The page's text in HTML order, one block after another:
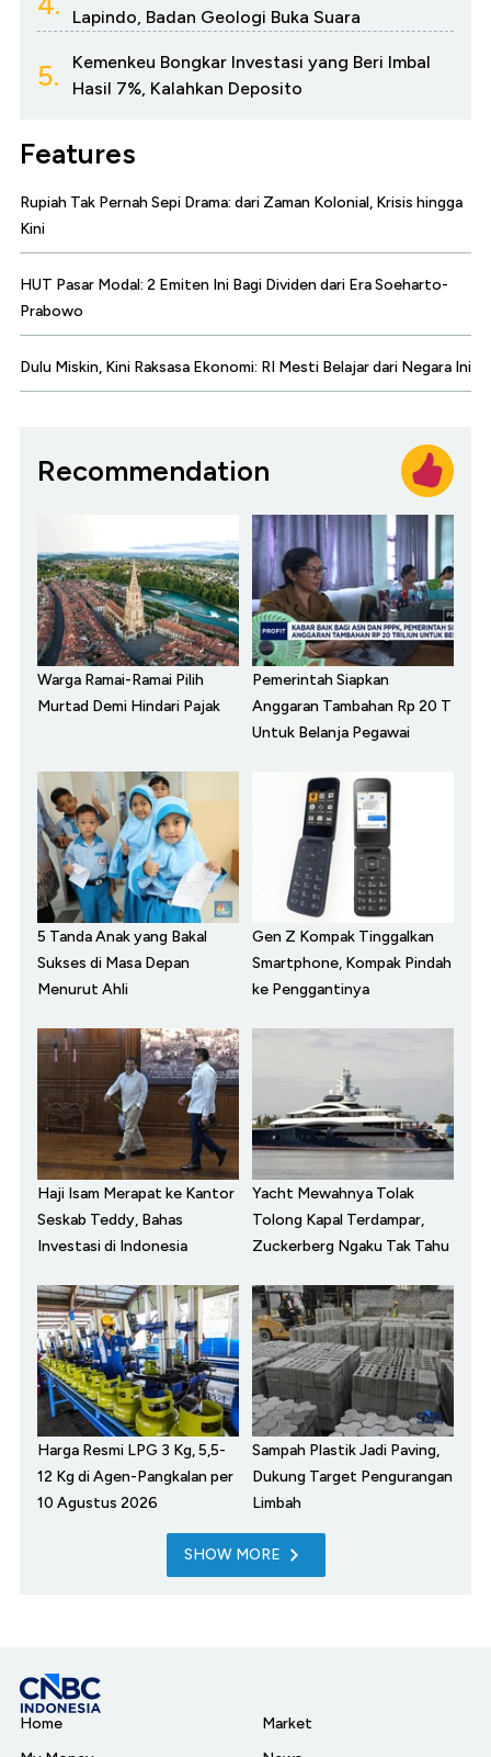
Lapindo, Badan Geologi Buka Suara
5.
Kemenkeu Bongkar Investasi yang Beri Imbal
Hasil 7%, Kalahkan Deposito
Features
Rupiah Tak Pernah Sepi Drama: dari Zaman Kolonial, Krisis hingga
Kini
HUT Pasar Modal: 2 Emiten Ini Bagi Dividen dari Era Soeharto-
Prabowo
Dulu Miskin, Kini Raksasa Ekonomi: RI Mesti Belajar dari Negara Ini
Recommendation
Warga Ramai-Ramai Pilih
Murtad Demi Hindari Pajak
Pemerintah Siapkan
Anggaran Tambahan Rp 20 T
Untuk Belanja Pegawai
5 Tanda Anak yang Bakal
Sukses di Masa Depan
Menurut Ahli
Gen Z Kompak Tinggalkan
Smartphone, Kompak Pindah
ke Penggantinya
Haji Isam Merapat ke Kantor
Seskab Teddy, Bahas
Investasi di Indonesia
Yacht Mewahnya Tolak
Tolong Kapal Terdampar,
Zuckerberg Ngaku Tak Tahu
Harga Resmi LPG 3 Kg, 5,5-
12 Kg di Agen-Pangkalan per
10 Agustus 2026
Sampah Plastik Jadi Paving,
Dukung Target Pengurangan
Limbah
SHOW MORE
Home
Market